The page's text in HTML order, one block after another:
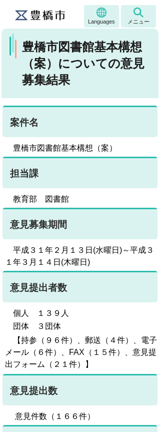
Languages メニュー
豊橋市図書館基本構想
（案）についての意見
募集結果
案件名
豊橋市図書館基本構想（案）
担当課
教育部 図書館
意見募集期間
平成３１年２月１３日(水曜日)～平成３
１年３月１４日(木曜日)
意見提出者数
個人 １３９人
団体 ３団体
【持参（９６件）、郵送（４件）、電子
メール（６件）、FAX（１５件）、意見提
出フォーム（２１件）】
意見提出数
意見件数（１６６件）